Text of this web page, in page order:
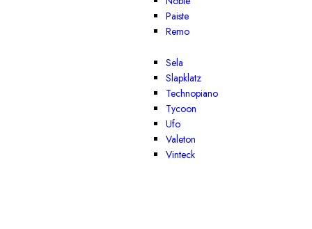
Paiste
Remo
Sela
Slapklatz
Technopiano
Tycoon
Ufo
Valeton
Vinteck